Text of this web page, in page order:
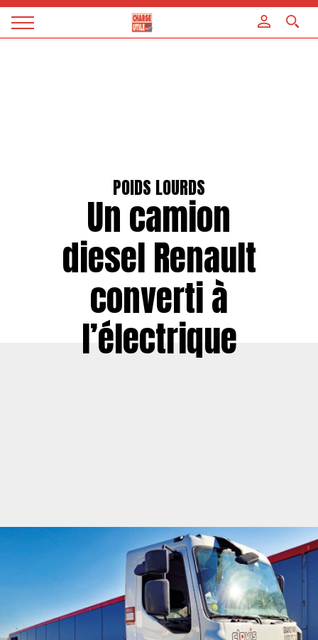
Magazine
POIDS LOURDS
Un camion
diesel Renault
converti à
l’électrique
Panneau de gestion des cookies